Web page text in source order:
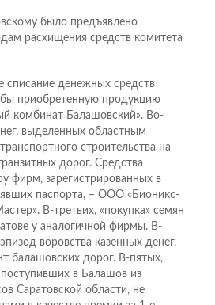
было предъявлено
расхищения средств комитета
списание денежных средств
приобретенную продукцию
комбинат Балашовский». Во-
выделенных областным
строительства на
дорог. Средства
фирм, зарегистрированных в
паспорта, – ООО «Бионикс-
В-третьих, «покупка» семян
у аналогичной фирмы. В-
воровства казенных денег,
балашовских дорог. В-пятых,
в Балашов из
Саратовской области, не